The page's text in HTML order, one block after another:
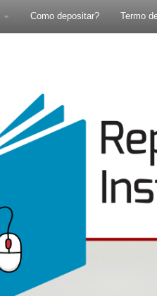
Como depositar? Termo